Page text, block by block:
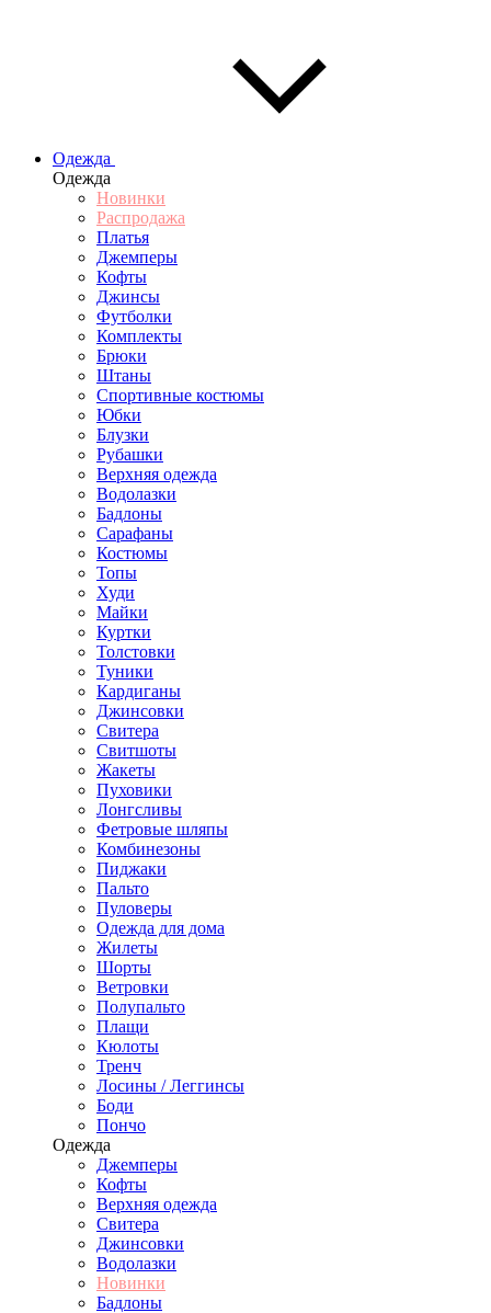
Одежда
Одежда
Новинки
Распродажа
Платья
Джемперы
Кофты
Джинсы
Футболки
Комплекты
Брюки
Штаны
Спортивные костюмы
Юбки
Блузки
Рубашки
Верхняя одежда
Водолазки
Бадлоны
Сарафаны
Костюмы
Топы
Худи
Майки
Куртки
Толстовки
Туники
Кардиганы
Джинсовки
Свитера
Свитшоты
Жакеты
Пуховики
Лонгсливы
Фетровые шляпы
Комбинезоны
Пиджаки
Пальто
Пуловеры
Одежда для дома
Жилеты
Шорты
Ветровки
Полупальто
Плащи
Кюлоты
Тренч
Лосины / Леггинсы
Боди
Пончо
Одежда
Джемперы
Кофты
Верхняя одежда
Свитера
Джинсовки
Водолазки
Новинки
Бадлоны